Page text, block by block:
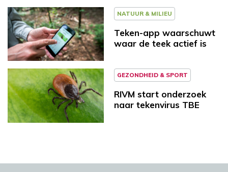
NATUUR & MILIEU
Teken-app waarschuwt
waar de teek actief is
GEZONDHEID & SPORT
RIVM start onderzoek
naar tekenvirus TBE